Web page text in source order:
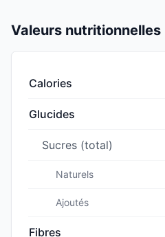
Valeurs
Calories
Glucides
Sucres (total)
Naturels
Ajoutés
Fibres